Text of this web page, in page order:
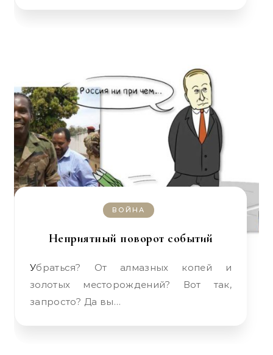
ВОЙНА
Неприятный поворот событий
Убраться? От алмазных копей и
золотых месторождений? Вот так,
запросто? Да вы…